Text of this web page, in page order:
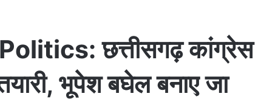
छत्तीसगढ़ कांग्रेस
भूपेश बघेल बनाए जा